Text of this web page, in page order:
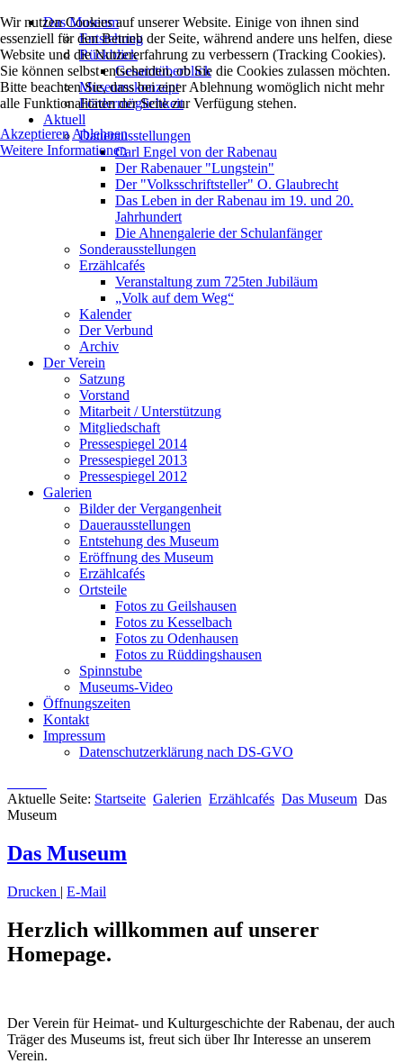
Das Museum
Entstehung
Rückblick
Gesamtüberblick
Museumskonzept
Fördermöglichkeit
Aktuell
Dauerausstellungen
Carl Engel von der Rabenau
Der Rabenauer "Lungstein"
Der "Volksschriftsteller" O. Glaubrecht
Das Leben in der Rabenau im 19. und 20.
Jahrhundert
Die Ahnengalerie der Schulanfänger
Sonderausstellungen
Erzählcafés
Veranstaltung zum 725ten Jubiläum
„Volk auf dem Weg“
Kalender
Der Verbund
Archiv
Der Verein
Satzung
Vorstand
Mitarbeit / Unterstützung
Mitgliedschaft
Pressespiegel 2014
Pressespiegel 2013
Pressespiegel 2012
Galerien
Bilder der Vergangenheit
Dauerausstellungen
Entstehung des Museum
Eröffnung des Museum
Erzählcafés
Ortsteile
Fotos zu Geilshausen
Fotos zu Kesselbach
Fotos zu Odenhausen
Fotos zu Rüddingshausen
Spinnstube
Museums-Video
Öffnungszeiten
Kontakt
Impressum
Datenschutzerklärung nach DS-GVO
Aktuelle Seite: Startseite Galerien Erzählcafés Das Museum Das
Museum
Das Museum
Drucken | E-Mail
Herzlich willkommen auf unserer
Homepage.
Der Verein für Heimat- und Kulturgeschichte der Rabenau, derauch
Träger des Museums ist, freut sich über Ihr Interesse an unserem
Verein.
Wir nutzen Cookies auf unserer Website. Einige von ihnen sind
essenziell für den Betrieb der Seite, während andere uns helfen, diese
Website und die Nutzererfahrung zu verbessern (Tracking Cookies).
Sie können selbst entscheiden, ob Sie die Cookies zulassen möchten.
Bitte beachten Sie, dass bei einer Ablehnung womöglich nicht mehr
alle Funktionalitäten der Seite zur Verfügung stehen.
Akzeptieren Ablehnen
Weitere Informationen